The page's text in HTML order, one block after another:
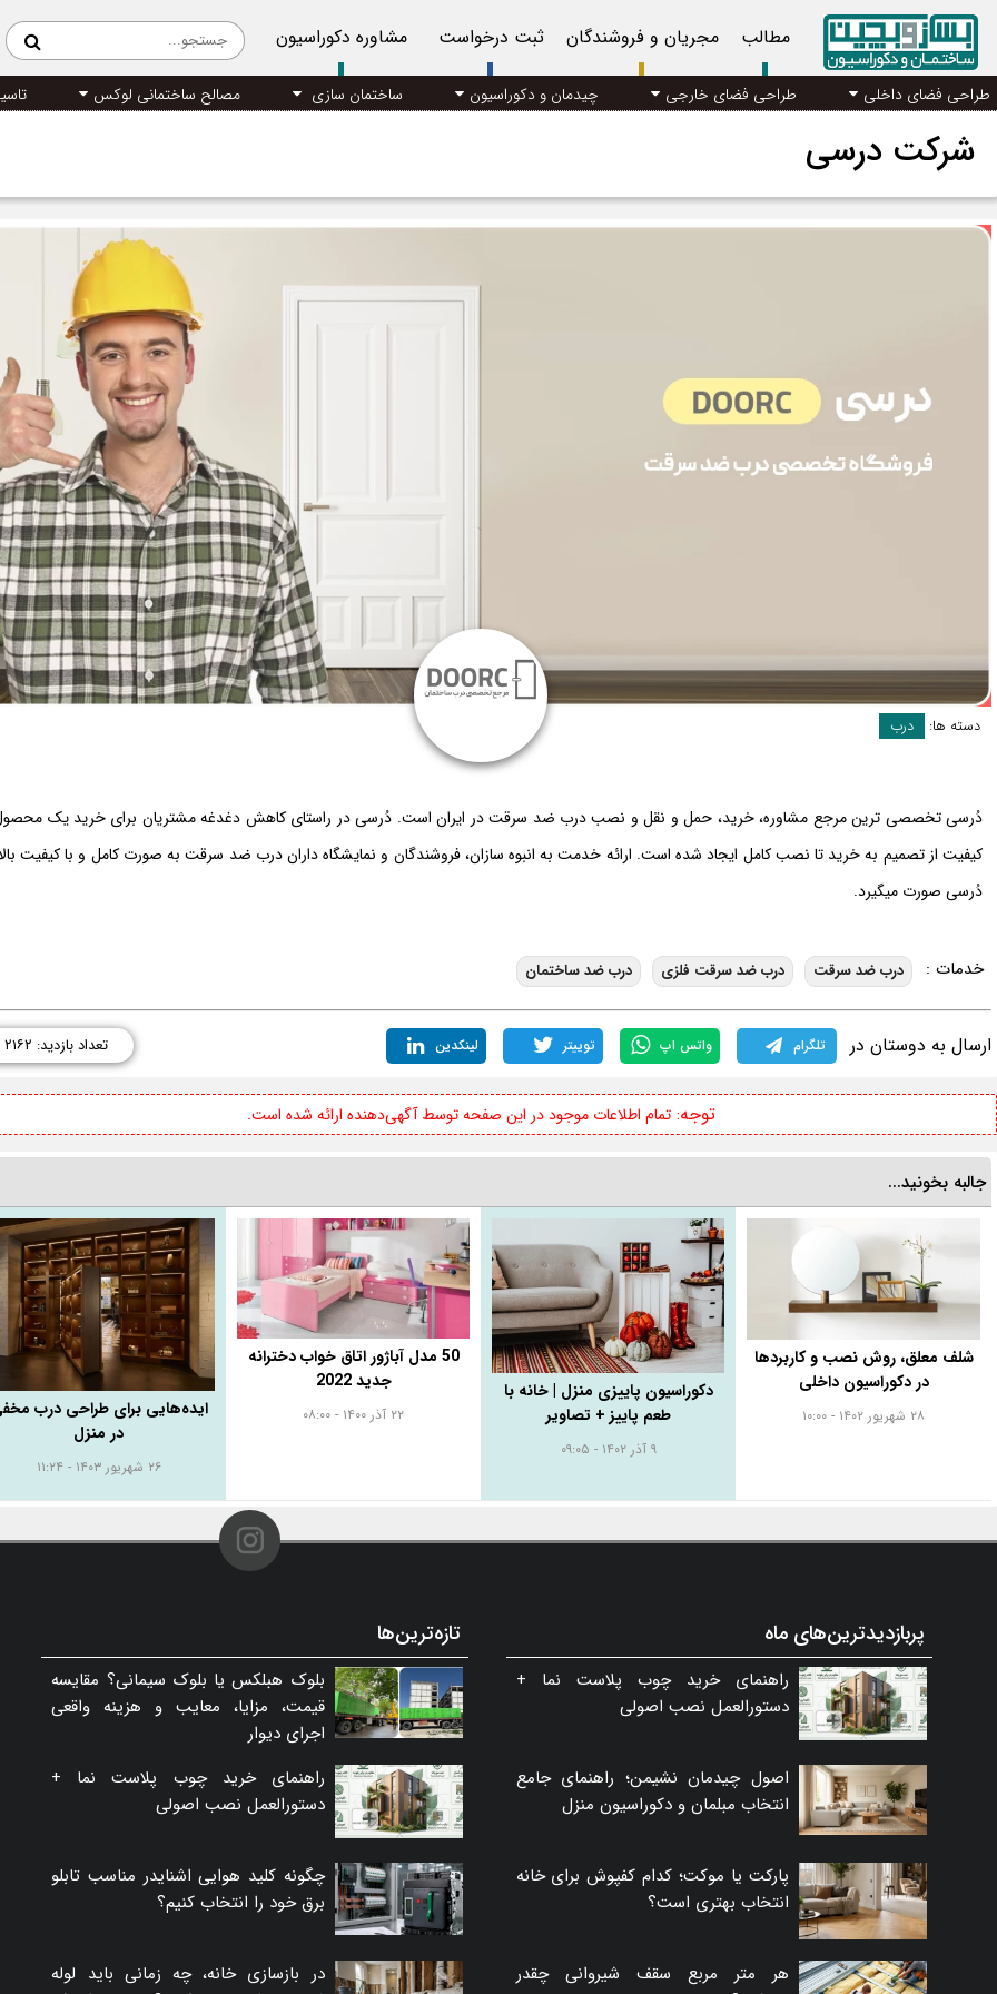
مطالب مجریان و فروشندگان ثبت درخواست مشاوره دکوراسیون
طراحی فضای داخلی طراحی فضای خارجی چیدمان و دکوراسیون ساختمان سازی مصالح ساختمانی لوکس
شرکت درسی
دسته ها: درب
دُرسی تخصصی ترین مرجع مشاوره، خرید، حمل و نقل و نصب درب ضد سرقت در ایران است. دُرسی در راستای کاهش دغدغه مشتریان برای خرید یک
کیفیت از تصمیم به خرید تا نصب کامل ایجاد شده است. ارائه خدمت به انبوه سازان، فروشندگان و نمایشگاه داران درب ضد سرقت به صورت کامل و با کیفیت
دُرسی صورت میگیرد.
خدمات : درب ضد سرقت درب ضد سرقت فلزی درب ضد ساختمان
ارسال به دوستان در تلگرام واتس اپ توییتر لینکدین تعداد بازدید: ۲۱۶۲
توجه:تمام اطلاعات موجود در این صفحه توسط آگهی‌دهنده ارائه شده است.
جالبه بخونید...
شلف معلق، روش نصب و کاربردها
در دکوراسیون داخلی
۲۸ شهریور ۱۴۰۲ - ۱۰:۰۰
دکوراسیون پاییزی منزل | خانه‌ با
طعم پاییز + تصاویر
۹ آذر ۱۴۰۲ - ۰۹:۰۵
50 مدل آباژور اتاق خواب دخترانه
جدید 2022
۲۲ آذر ۱۴۰۰ - ۰۸:۰۰
ایده‌هایی برای طراحی درب
در منزل
۲۶ شهریور ۱۴۰۳ - ۱۱:۲۴
پربازدیدترین‌های ماه
راهنمای خرید چوب پلاست نما +
دستورالعمل نصب اصولی
اصول چیدمان نشیمن؛ راهنمای جامع
انتخاب مبلمان و دکوراسیون منزل
پارکت یا موکت؛ کدام کفپوش برای خانه
انتخاب بهتری است؟
هر متر مربع سقف شیروانی چقدر
تازه‌ترین‌ها
بلوک هبلکس یا بلوک سیمانی؟ مقایسه
قیمت، مزایا، معایب و هزینه واقعی
اجرای دیوار
راهنمای خرید چوب پلاست نما +
دستورالعمل نصب اصولی
چگونه کلید هوایی اشنایدر مناسب تابلو
برق خود را انتخاب کنیم؟
در بازسازی خانه، چه زمانی باید لوله